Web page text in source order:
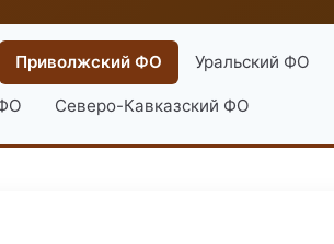
Приволжский ФО Уральский ФО
Северо-Кавказский ФО